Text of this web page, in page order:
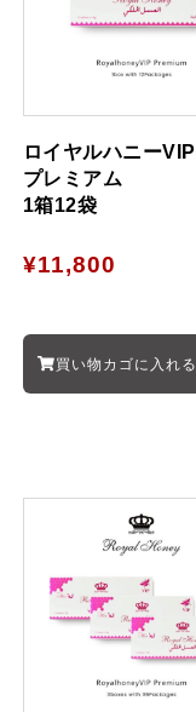
ロイヤルハニーVIP
プレミアム
1箱12袋
¥11,800
買い物カゴに入れる